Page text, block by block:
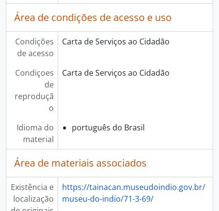
Área de condições de acesso e uso
Condições
de acesso
Carta de Serviços ao Cidadão
Condiçoes
de
reproduçã
o
Carta de Serviços ao Cidadão
Idioma do
material
português do Brasil
Área de materiais associados
Existência e
localização
https://tainacan.museudoindio.gov.br/
museu-do-indio/71-3-69/